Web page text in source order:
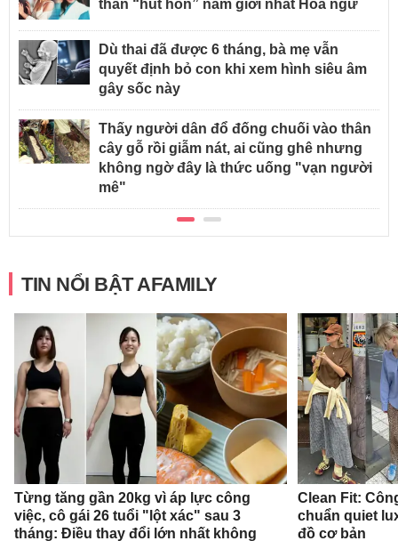
thần “hút hồn” nam giới nhất Hoa ngữ
Dù thai đã được 6 tháng, bà mẹ vẫn
quyết định bỏ con khi xem hình siêu âm
gây sốc này
Thấy người dân đổ đống chuối vào thân
cây gỗ rồi giẫm nát, ai cũng ghê nhưng
không ngờ đây là thức uống "vạn người
mê"
TIN NỔI BẬT AFAMILY
Từng tăng gần 20kg vì áp lực công
việc, cô gái 26 tuổi "lột xác" sau 3
tháng: Điều thay đổi lớn nhất không
Clean Fit:
chuẩn quiet
đồ cơ bản